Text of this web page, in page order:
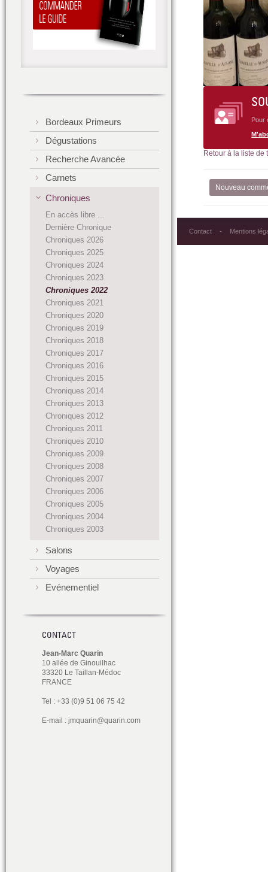
Pour
Retour à la liste de
Nouveau
Contact Mentions
Bordeaux Primeurs
Dégustations
Recherche Avancée
Carnets
Chroniques
En accès libre ...
Dernière Chronique
Chroniques 2026
Chroniques 2025
Chroniques 2024
Chroniques 2023
Chroniques 2022
Chroniques 2021
Chroniques 2020
Chroniques 2019
Chroniques 2018
Chroniques 2017
Chroniques 2016
Chroniques 2015
Chroniques 2014
Chroniques 2013
Chroniques 2012
Chroniques 2011
Chroniques 2010
Chroniques 2009
Chroniques 2008
Chroniques 2007
Chroniques 2006
Chroniques 2005
Chroniques 2004
Chroniques 2003
Salons
Voyages
Evénementiel
CONTACT
Jean-Marc Quarin
10 allée de Ginouilhac
33320 Le Taillan-Médoc
FRANCE
Tel : +33 (0)9 51 06 75 42
E-mail : jmquarin@quarin.com